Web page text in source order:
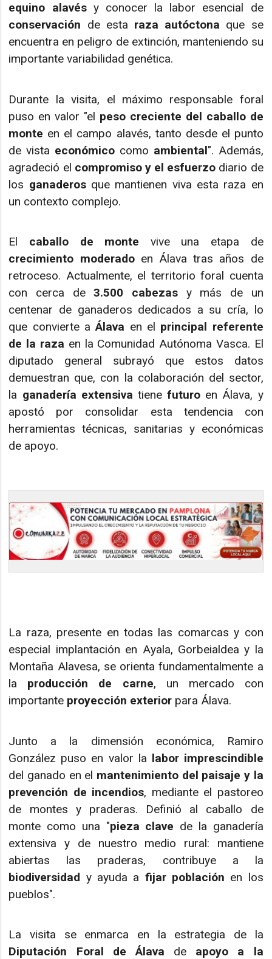
equino alavésy conocer la labor esencial de
conservación de esta raza autóctona que se
encuentra en peligro de extinción, manteniendo su
importante variabilidad genética.
Durante la visita, el máximo responsable foral
puso en valor "el peso creciente del caballo de
monte en el campo alavés, tanto desde el punto
de vista económico como ambiental". Además,
agradeció el compromiso y el esfuerzo diario de
los ganaderosque mantienen viva esta raza en
un contexto complejo.
El caballo de monte vive una etapa de
crecimiento moderadoen Álava tras años de
retroceso. Actualmente, el territorio foral cuenta
con cerca de3.500 cabezas y más de un
centenar de ganaderos dedicados a su cría, lo
que convierte aÁlava en el principal referente
de la raza en la Comunidad Autónoma Vasca. El
diputado general subrayó que estos datos
demuestran que, con la colaboración del sector,
la ganadería extensiva tienefuturo en Álava, y
apostó por consolidar esta tendencia con
herramientas técnicas, sanitarias y económicas
de apoyo.
La raza, presente en todas las comarcas y con
especial implantación en Ayala, Gorbeialdea y la
Montaña Alavesa, se orienta fundamentalmente a
la producción de carne, un mercado con
importante proyección exterior para Álava.
Junto a la dimensión económica, Ramiro
González puso en valor la labor imprescindible
del ganado en el mantenimiento del paisaje y la
prevención de incendios, mediante el pastoreo
de montes y praderas. Definió al caballo de
monte como una "pieza clave de la ganadería
extensiva y de nuestro medio rural: mantiene
abiertas las praderas, contribuye a la
biodiversidad y ayuda a fijar población en los
pueblos".
La visita se enmarca en la estrategia de la
Diputación Foral de Álava de apoyo a la